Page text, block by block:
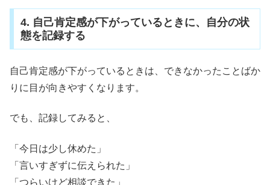
4. 自己肯定感が下がっているときに、自分の状
態を記録する
自己肯定感が下がっているときは、できなかったことばか
りに目が向きやすくなります。
でも、記録してみると、
「今日は少し休めた」
「言いすぎずに伝えられた」
「つらいけど相談できた」